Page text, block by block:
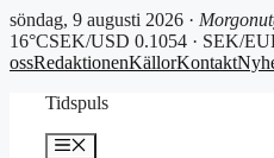
söndag, 9 augusti 2026 ·
16°CSEK/USD 0.1054 · SEK/
ossRedaktionenKällorKontakt
Tidspuls
Meny